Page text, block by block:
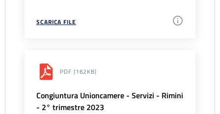
SCARICA FILE
PDF (162KB)
Congiuntura Unioncamere - Servizi - Rimini
- 2° trimestre 2023